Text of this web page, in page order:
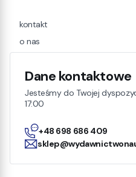
Dane kontaktowe
Jesteśmy do Twojej
17:00
+48 698 686 409
kontakt
o nas